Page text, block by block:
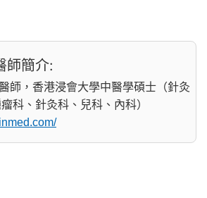
師簡介:
師，香港浸會大學中醫學碩士（針灸
科、針灸科、兒科、內科）